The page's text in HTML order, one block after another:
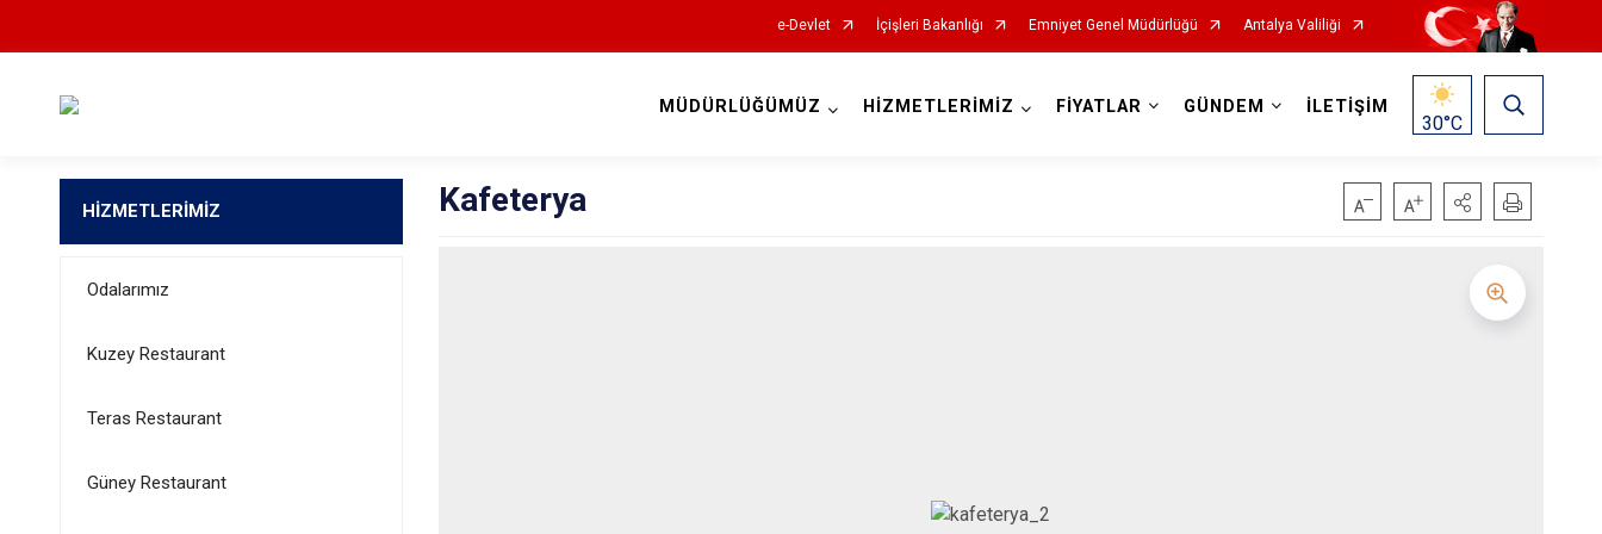
e-Devlet İçişleri Bakanlığı Emniyet Genel Müdürlüğü Antalya Valiliği
MÜDÜRLÜĞÜMÜZ HİZMETLERİMİZ FİYATLAR GÜNDEM İLETİŞİM
30°C
HİZMETLERİMİZ
Odalarımız
Kuzey Restaurant
Teras Restaurant
Güney Restaurant
Kafeterya